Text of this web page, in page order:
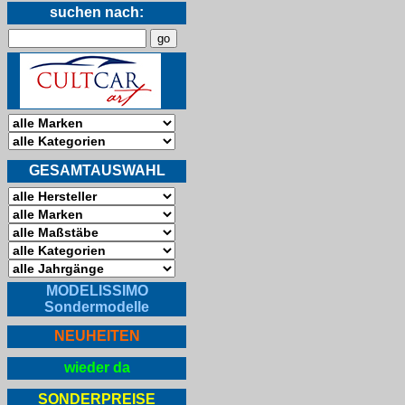
suchen nach:
GESAMTAUSWAHL
MODELISSIMO
Sondermodelle
NEUHEITEN
wieder da
SONDERPREISE